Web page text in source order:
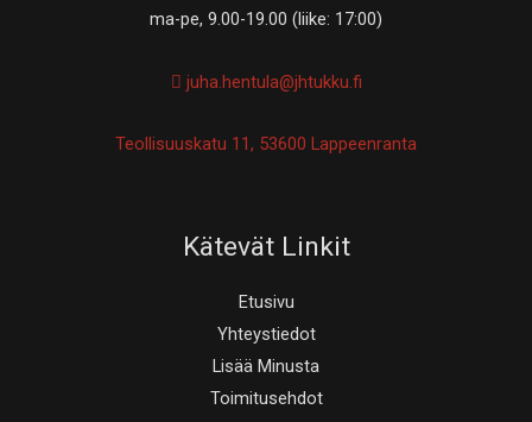
ma-pe, 9.00-19.00 (liike: 17:00)
juha.hentula@jhtukku.fi
Teollisuuskatu 11, 53600 Lappeenranta
Kätevät Linkit
Etusivu
Yhteystiedot
Lisää Minusta
Toimitusehdot